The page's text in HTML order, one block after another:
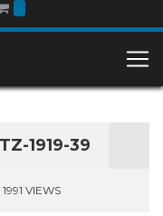
1919-39
1991 VIEWS